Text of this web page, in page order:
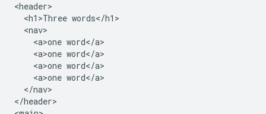
<header>
  <h1>Three words</h1>
  <nav>
    <a>one word</a>
    <a>one word</a>
    <a>one word</a>
    <a>one word</a>
  </nav>
</header>